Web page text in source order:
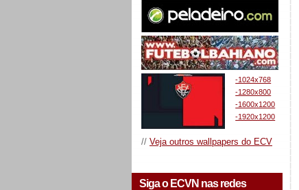
-1024x768
-1280x800
-1600x1200
-1920x1200
// Veja outros wallpapers do ECV
Siga o ECVN nas redes